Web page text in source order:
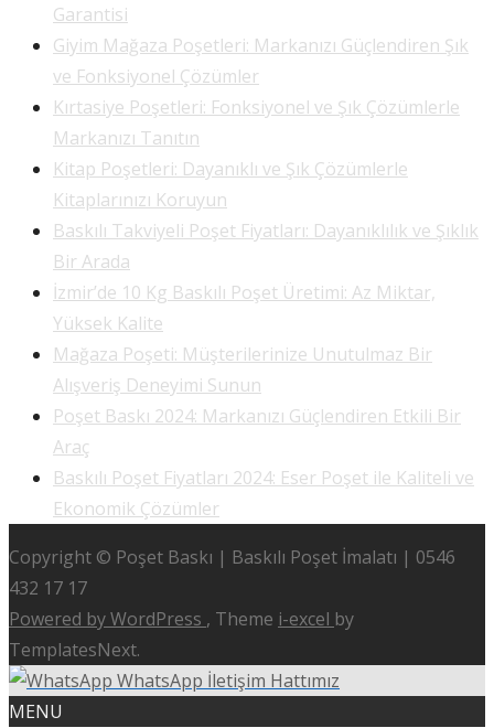
Garantisi
Giyim Mağaza Poşetleri: Markanızı Güçlendiren Şık
ve Fonksiyonel Çözümler
Kırtasiye Poşetleri: Fonksiyonel ve Şık Çözümlerle
Markanızı Tanıtın
Kitap Poşetleri: Dayanıklı ve Şık Çözümlerle
Kitaplarınızı Koruyun
Baskılı Takviyeli Poşet Fiyatları: Dayanıklılık ve Şıklık
Bir Arada
İzmir’de 10 Kg Baskılı Poşet Üretimi: Az Miktar,
Yüksek Kalite
Mağaza Poşeti: Müşterilerinize Unutulmaz Bir
Alışveriş Deneyimi Sunun
Poşet Baskı 2024: Markanızı Güçlendiren Etkili Bir
Araç
Baskılı Poşet Fiyatları 2024: Eser Poşet ile Kaliteli ve
Ekonomik Çözümler
Copyright © Poşet Baskı | Baskılı Poşet İmalatı | 0546
432 17 17
Powered by WordPress , Theme i-excel by
TemplatesNext.
WhatsApp İletişim Hattımız
MENU